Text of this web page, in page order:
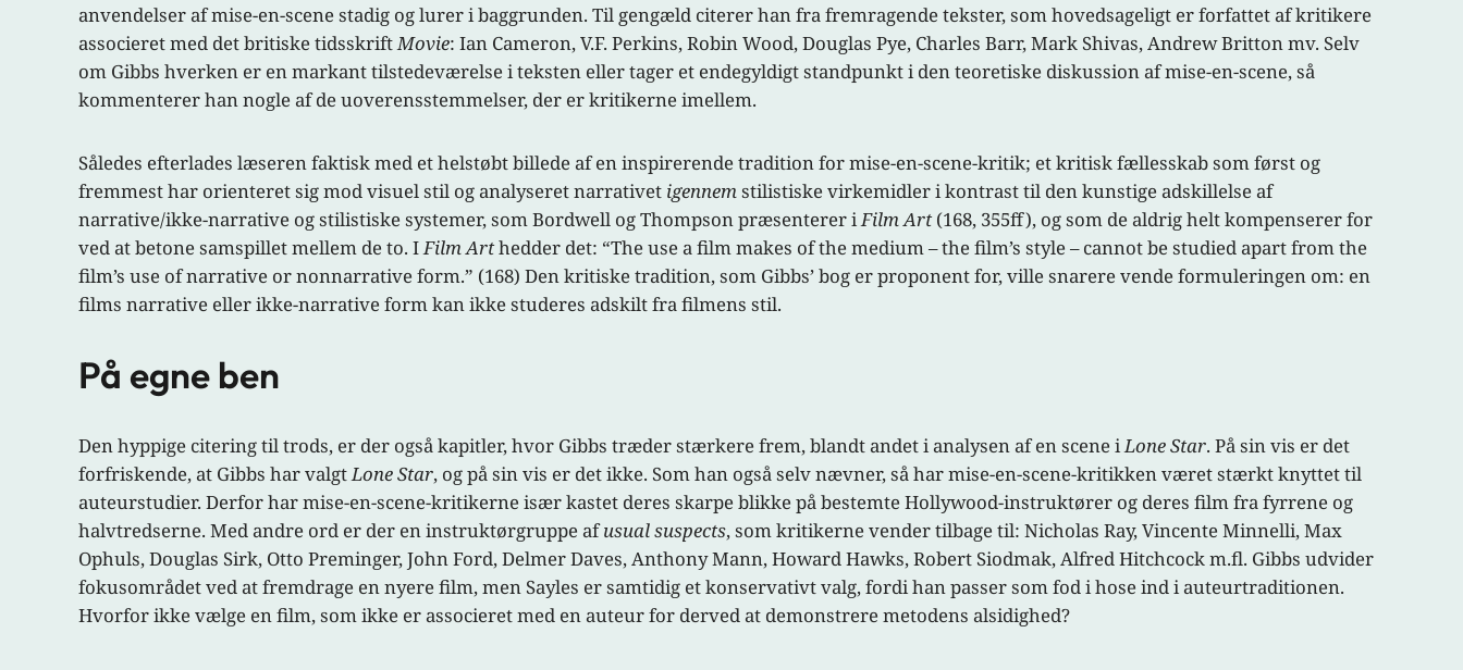
anvendelser af mise-en-scene stadig og lurer i baggrunden. Til gengæld citerer han fra fremragende tekster, som hovedsageligt er forfattet af kritikere
associeret med det britiske tidsskrift Movie: Ian Cameron, V.F. Perkins, Robin Wood, Douglas Pye, Charles Barr, Mark Shivas, Andrew Britton mv. Selv
om Gibbs hverken er en markant tilstedeværelse i teksten eller tager et endegyldigt standpunkt i den teoretiske diskussion af mise-en-scene, så
kommenterer han nogle af de uoverensstemmelser, der er kritikerne imellem.
Således efterlades læseren faktisk med et helstøbt billede af en inspirerende tradition for mise-en-scene-kritik; et kritisk fællesskab som først og
fremmest har orienteret sig mod visuel stil og analyseret narrativet igennem stilistiske virkemidler i kontrast til den kunstige adskillelse af
narrative/ikke-narrative og stilistiske systemer, som Bordwell og Thompson præsenterer i Film Art(168, 355ff), og som de aldrig helt kompenserer for
ved at betone samspillet mellem de to. I Film Arthedder det: “The use a film makes of the medium – the film’s style – cannot be studied apart from the
film’s use of narrative or nonnarrative form.” (168) Den kritiske tradition, som Gibbs’ bog er proponent for, ville snarere vende formuleringen om: en
films narrative eller ikke-narrative form kan ikke studeres adskilt fra filmens stil.
På egne ben
Den hyppige citering til trods, er der også kapitler, hvor Gibbs træder stærkere frem, blandt andet i analysen af en scene i Lone Star. På sin vis er det
forfriskende, at Gibbs har valgt Lone Star, og på sin vis er det ikke. Som han også selv nævner, så har mise-en-scene-kritikken været stærkt knyttet til
auteurstudier. Derfor har mise-en-scene-kritikerne især kastet deres skarpe blikke på bestemte Hollywood-instruktører og deres film fra fyrrene og
halvtredserne. Med andre ord er der en instruktørgruppe afusual suspects, som kritikerne vender tilbage til: Nicholas Ray, Vincente Minnelli, Max
Ophuls, Douglas Sirk, Otto Preminger, John Ford, Delmer Daves, Anthony Mann, Howard Hawks, Robert Siodmak, Alfred Hitchcock m.fl. Gibbs udvider
fokusområdet ved at fremdrage en nyere film, men Sayles er samtidig et konservativt valg, fordi han passer som fod i hose ind i auteurtraditionen.
Hvorfor ikke vælge en film, som ikke er associeret med en auteur for derved at demonstrere metodens alsidighed?